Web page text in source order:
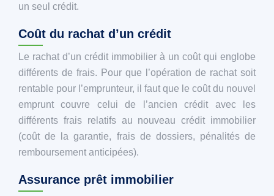
un seul crédit.
Coût du rachat d’un crédit
Le rachat d’un crédit immobilier à un coût qui englobe
différents de frais. Pour que l’opération de rachat soit
rentable pour l’emprunteur, il faut que le coût du nouvel
emprunt couvre celui de l’ancien crédit avec les
différents frais relatifs au nouveau crédit immobilier
(coût de la garantie, frais de dossiers, pénalités de
remboursement anticipées).
Assurance prêt immobilier